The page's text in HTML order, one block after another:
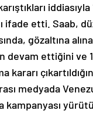
ifade etti. Saab,
gözaltına
devam ettiğini ve
kararı
medyada
kampanyası